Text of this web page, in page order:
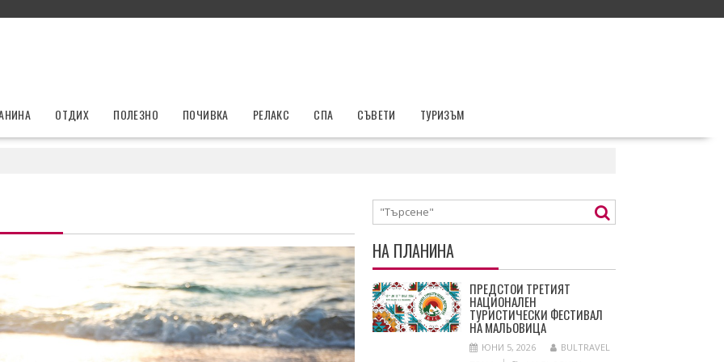
ОТДИХ ПОЛЕЗНО ПОЧИВКА РЕЛАКС СПА СЪВЕТИ ТУРИЗЪМ
НА ПЛАНИНА
ПРЕДСТОИ ТРЕТИЯТ
НАЦИОНАЛЕН
ТУРИСТИЧЕСКИ ФЕСТИВАЛ
НА МАЛЬОВИЦА
ЮНИ 5, 2026
BULTRAVEL